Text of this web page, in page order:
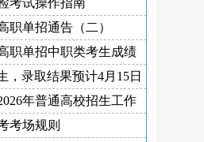
考试操作指南
职单招通告（二）
职单招中职类考生成绩
，录取结果预计4月15日
请收好
年普通高校招生工作
考场规则